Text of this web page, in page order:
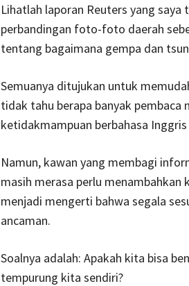
Lihatlah laporan Reuters yang
perbandingan foto-foto daerah
tentang bagaimana gempa dan
Semuanya ditujukan untuk
tidak tahu berapa banyak
ketidakmampuan berbahasa
Namun, kawan yang membagi
masih merasa perlu menambahkan
menjadi mengerti bahwa segala
ancaman.
Soalnya adalah: Apakah kita bisa
tempurung kita sendiri?